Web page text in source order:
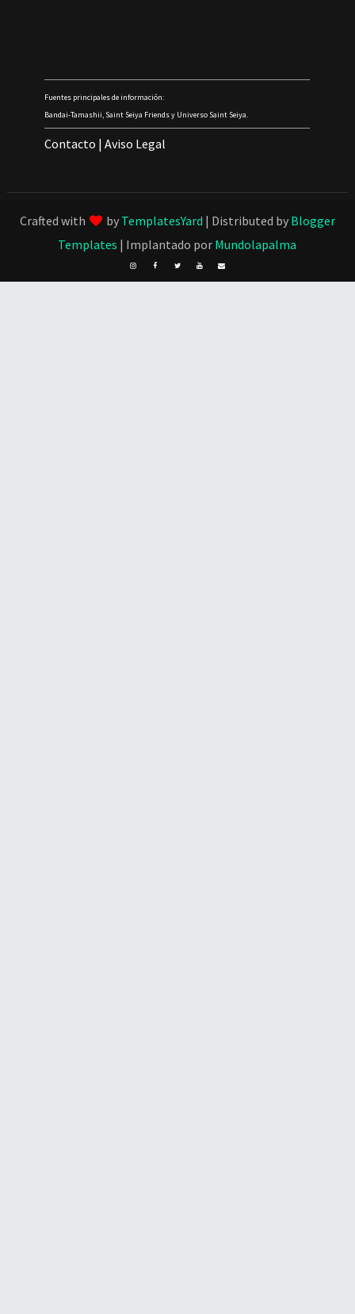
Fuentes principales de información:
Bandai-Tamashii, Saint Seiya Friends y Universo Saint Seiya.
Contacto |Aviso Legal
Crafted with by TemplatesYard | Distributed by Blogger
Templates | Implantado por Mundolapalma